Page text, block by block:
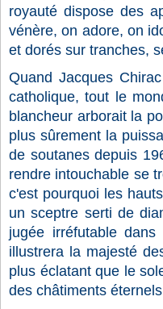
royauté dispose des
vénère, on adore, on
et dorés sur tranches,
Quand Jacques
catholique, tout le
blancheur arborait la
plus sûrement la
de soutanes depuis
rendre intouchable se
c'est pourquoi les
un sceptre serti de
jugée irréfutable
illustrera la majesté
plus éclatant que le
des châtiments